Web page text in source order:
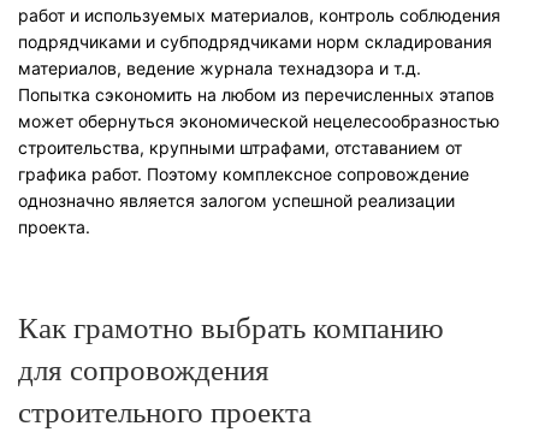
работ и используемых материалов, контроль соблюдения
подрядчиками и субподрядчиками норм складирования
материалов, ведение журнала технадзора и т.д.
Попытка сэкономить на любом из перечисленных этапов
может обернуться экономической нецелесообразностью
строительства, крупными штрафами, отставанием от
графика работ. Поэтому комплексное сопровождение
однозначно является залогом успешной реализации
проекта.
Как грамотно выбрать компанию
для сопровождения
строительного проекта